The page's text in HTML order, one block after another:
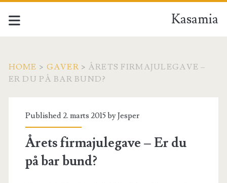
Kasamia
HOME > GAVER> ÅRETS FIRMAJULEGAVE –
ER DU PÅ BAR BUND?
Published 2. marts 2015 byJesper
Årets firmajulegave – Er du
på bar bund?